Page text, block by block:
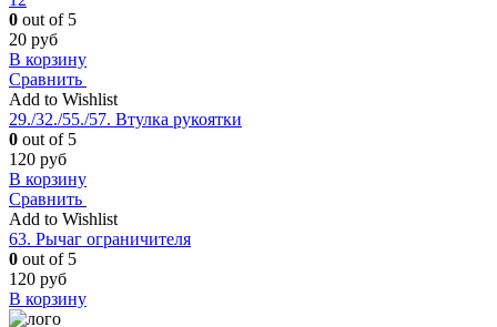
0 out of 5
20 руб
В корзину
Сравнить
Add to Wishlist
29./32./55./57. Втулка рукоятки
0 out of 5
120 руб
В корзину
Сравнить
Add to Wishlist
63. Рычаг ограничителя
0 out of 5
120 руб
В корзину